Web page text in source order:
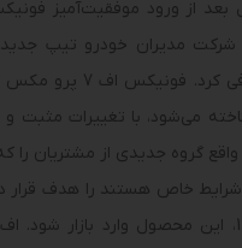
شرکت مدیران خودرو تیپ
اف 7 پرو مکس که با نام
می‌شود، با تغییرات مثبت
واقع گروه جدیدی از مشتریان را
شرایط خاص هستند را هدف قرار